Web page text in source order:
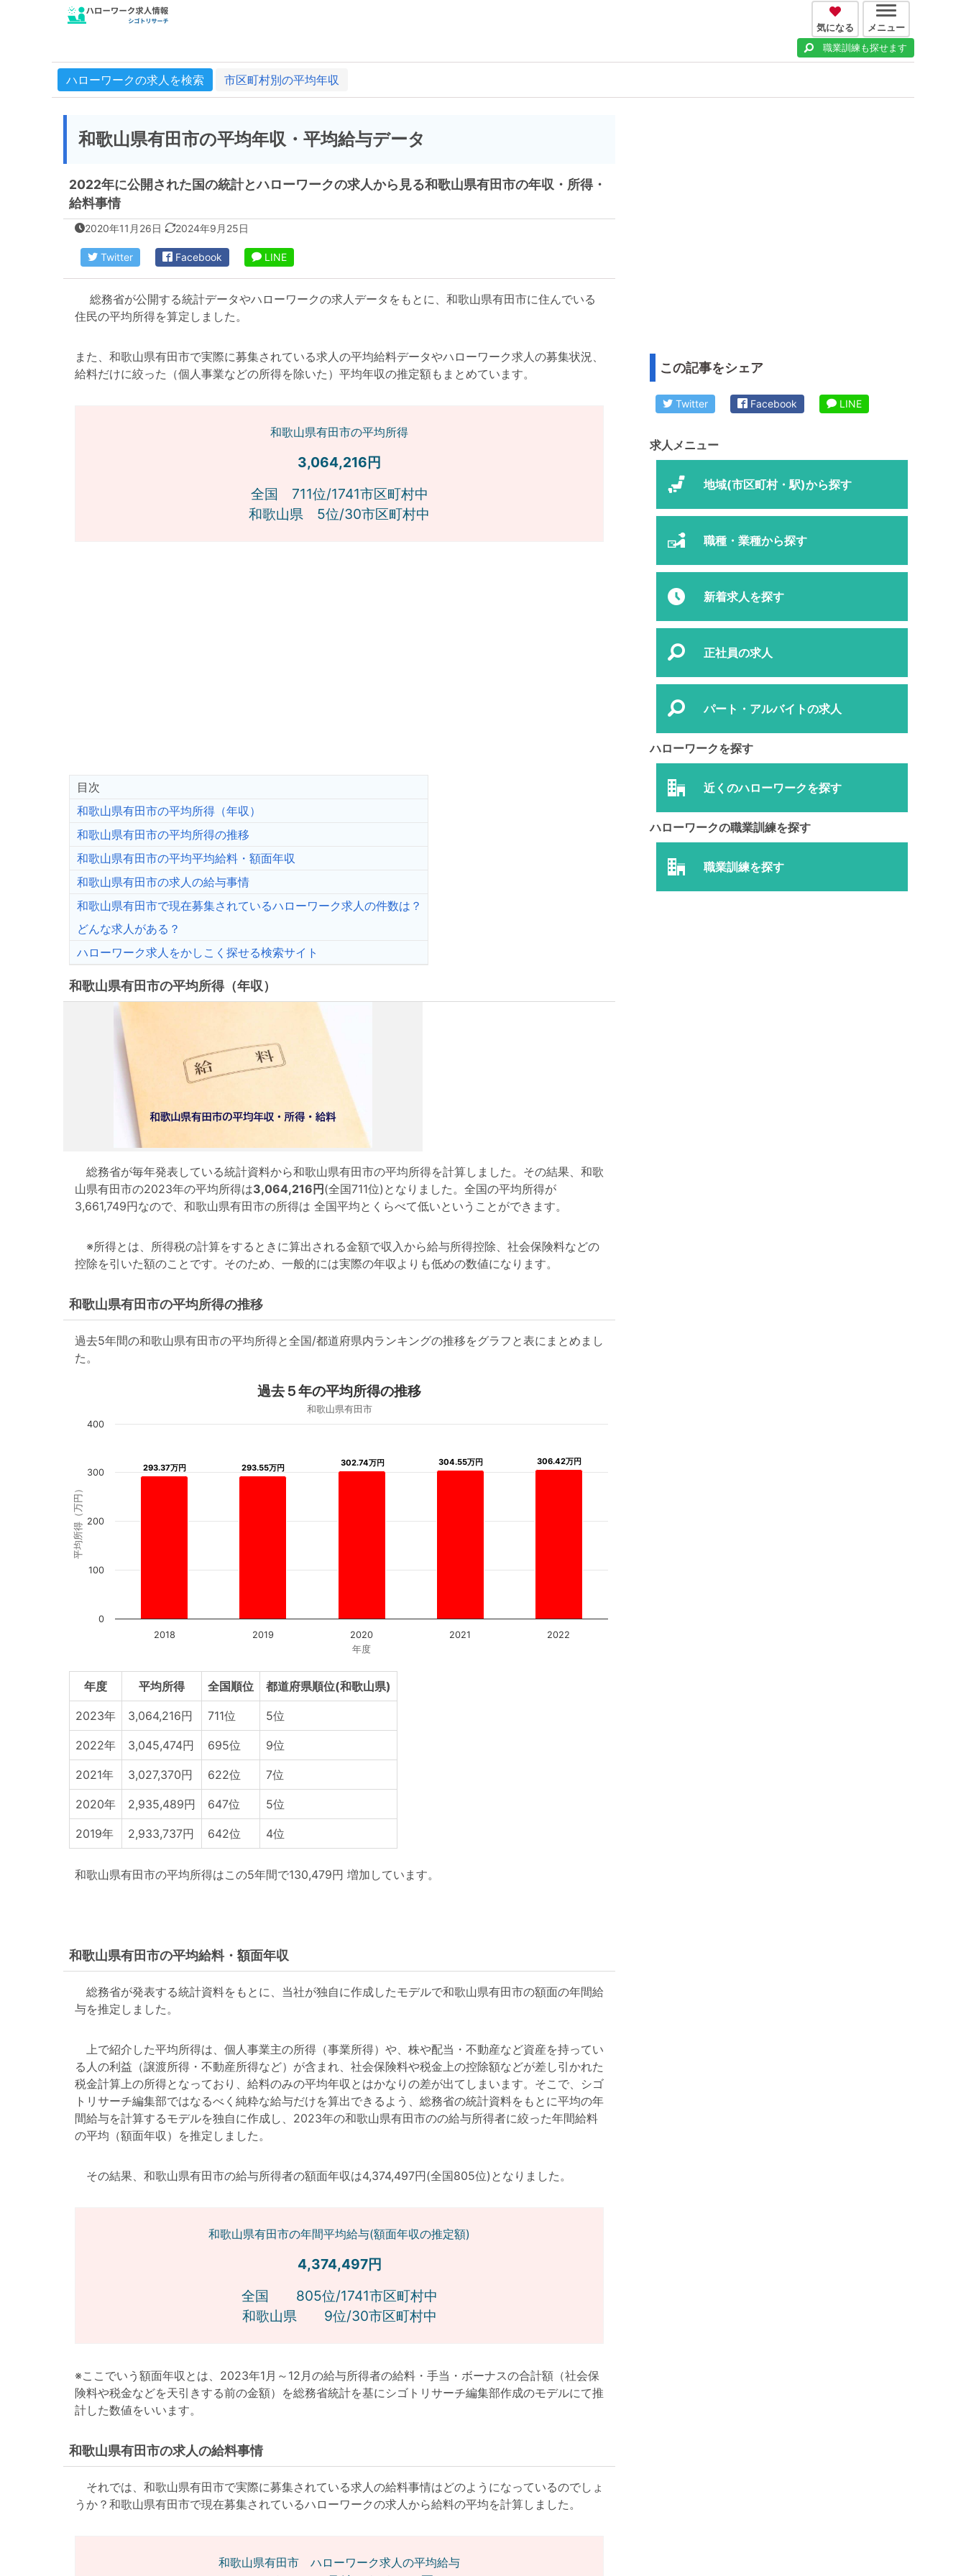
気になる メニュー
職業訓練も探せます
ハローワークの求人を検索 市区町村別の平均年収
和歌山県有田市の平均年収・平均給与データ
2022年に公開された国の統計とハローワークの求人から見る和歌山県有田市の年収・所得・
給料事情
2020年11月26日 2024年9月25日
Twitter Facebook LINE
総務省が公開する統計データやハローワークの求人データをもとに、和歌山県有田市に住んでいる
住民の平均所得を算定しました。
また、和歌山県有田市で実際に募集されている求人の平均給料データやハローワーク求人の募集状況、
給料だけに絞った（個人事業などの所得を除いた）平均年収の推定額もまとめています。
和歌山県有田市の平均所得
3,064,216円
全国 711位/1741市区町村中
和歌山県 5位/30市区町村中
目次
和歌山県有田市の平均所得（年収）
和歌山県有田市の平均所得の推移
和歌山県有田市の平均平均給料・額面年収
和歌山県有田市の求人の給与事情
和歌山県有田市で現在募集されているハローワーク求人の件数は？
どんな求人がある？
ハローワーク求人をかしこく探せる検索サイト
和歌山県有田市の平均所得（年収）
総務省が毎年発表している統計資料から和歌山県有田市の平均所得を計算しました。その結果、和歌
山県有田市の2023年の平均所得は3,064,216円(全国711位)となりました。全国の平均所得が
3,661,749円なので、和歌山県有田市の所得は 全国平均とくらべて低いということができます。
※所得とは、所得税の計算をするときに算出される金額で収入から給与所得控除、社会保険料などの
控除を引いた額のことです。そのため、一般的には実際の年収よりも低めの数値になります。
和歌山県有田市の平均所得の推移
過去5年間の和歌山県有田市の平均所得と全国/都道府県内ランキングの推移をグラフと表にまとめまし
た。
年度
平均所得（万円）
過去５年の平均所得の推移
和歌山県有田市
293.37万円
293.37万円 293.55万円
293.55万円 302.74万円
302.74万円 304.55万円
304.55万円 306.42万円
306.42万円
2018 2019 2020 2021 2022
0
100
200
300
400
年度 平均所得 全国順位 都道府県順位(和歌山県)
2023年 3,064,216円 711位 5位
2022年 3,045,474円 695位 9位
2021年 3,027,370円 622位 7位
2020年 2,935,489円 647位 5位
2019年 2,933,737円 642位 4位
和歌山県有田市の平均所得はこの5年間で130,479円 増加しています。
和歌山県有田市の平均給料・額面年収
総務省が発表する統計資料をもとに、当社が独自に作成したモデルで和歌山県有田市の額面の年間給
与を推定しました。
上で紹介した平均所得は、個人事業主の所得（事業所得）や、株や配当・不動産など資産を持ってい
る人の利益（譲渡所得・不動産所得など）が含まれ、社会保険料や税金上の控除額などが差し引かれた
税金計算上の所得となっており、給料のみの平均年収とはかなりの差が出てしまいます。そこで、シゴ
トリサーチ編集部ではなるべく純粋な給与だけを算出できるよう、総務省の統計資料をもとに平均の年
間給与を計算するモデルを独自に作成し、2023年の和歌山県有田市のの給与所得者に絞った年間給料
の平均（額面年収）を推定しました。
その結果、和歌山県有田市の給与所得者の額面年収は4,374,497円(全国805位)となりました。
和歌山県有田市の年間平均給与(額面年収の推定額)
4,374,497円
全国 805位/1741市区町村中
和歌山県 9位/30市区町村中
※ここでいう額面年収とは、2023年1月～12月の給与所得者の給料・手当・ボーナスの合計額（社会保
険料や税金などを天引きする前の金額）を総務省統計を基にシゴトリサーチ編集部作成のモデルにて推
計した数値をいいます。
和歌山県有田市の求人の給料事情
それでは、和歌山県有田市で実際に募集されている求人の給料事情はどのようになっているのでしょ
うか？和歌山県有田市で現在募集されているハローワークの求人から給料の平均を計算しました。
和歌山県有田市 ハローワーク求人の平均給与
この記事をシェア
Twitter Facebook LINE
求人メニュー
地域(市区町村・駅)から探す
職種・業種から探す
新着求人を探す
正社員の求人
パート・アルバイトの求人
ハローワークを探す
近くのハローワークを探す
ハローワークの職業訓練を探す
職業訓練を探す